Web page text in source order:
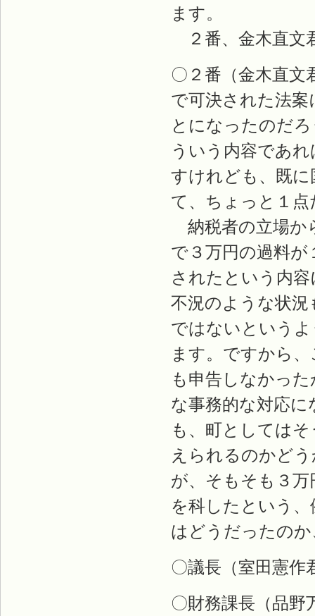
ます。
２番、金木直文
〇２番（金木直
で可決された法
とになったのだ
ういう内容であ
すけれども、既
て、ちょっと１
納税者の立場か
で３万円の過料
されたという内
不況のような状
ではないという
ます。ですから
も申告しなかっ
な事務的な対応
も、町としては
えられるのかど
が、そもそも３
を科したという
はどうだったの
〇議長（室田憲
〇財務課長（品